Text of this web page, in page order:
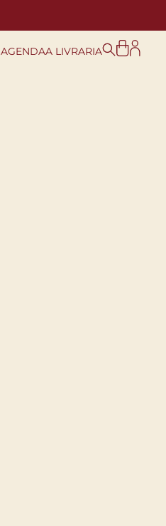
AGENDAA LIVRARIA